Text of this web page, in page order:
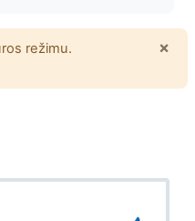
režimu.
×